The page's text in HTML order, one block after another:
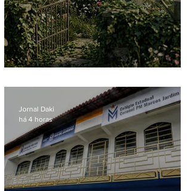
Jornal Daki
há 4 horas